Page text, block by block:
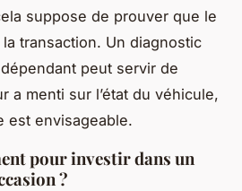
suppose de prouver que le
transaction. Un diagnostic
peut servir de
a menti sur l’état du véhicule,
est envisageable.
pour investir dans un
?